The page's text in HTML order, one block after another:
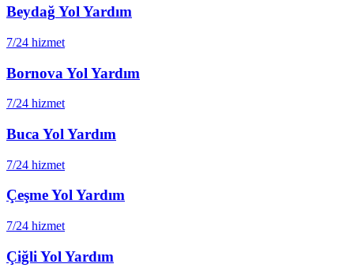
Beydağ Yol Yardım
7/24 hizmet
Bornova Yol Yardım
7/24 hizmet
Buca Yol Yardım
7/24 hizmet
ÇeşmeYol Yardım
7/24 hizmet
Çiğli Yol Yardım